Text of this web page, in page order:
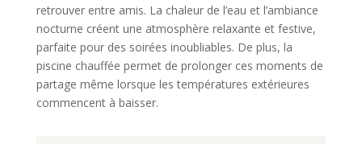
retrouver entre amis. La chaleur de l’eau et l’ambiance
nocturne créent une atmosphère relaxante et festive,
parfaite pour des soirées inoubliables. De plus, la
piscine chauffée permet de prolonger ces moments de
partage même lorsque les températures extérieures
commencent à baisser.